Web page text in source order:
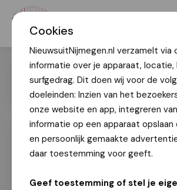
Cookies
NieuwsuitNijmegen.nl verzamelt via
informatie over je apparaat, locatie,
surfgedrag. Dit doen wij voor de
doeleinden: Inzien van het
onze website en app, integreren
informatie op een apparaat opslaan
en persoonlijk gemaakte
daar toestemming voor geeft.
Geef toestemming of stel je
Nieuwbouwproject Stella
Holland officieel opgeleverd